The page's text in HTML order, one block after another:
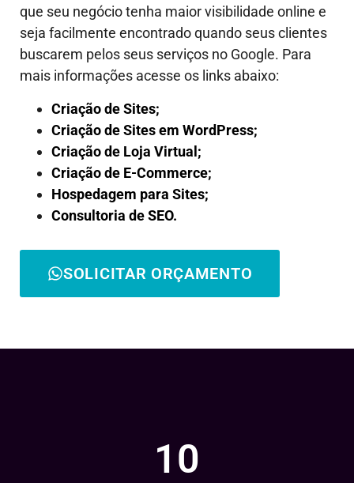
que seu negócio tenha maior visibilidade online e
seja facilmente encontrado quando seus clientes
buscarem pelos seus serviços no Google. Para
mais informações acesse os links abaixo:
Criação de Sites;
Criação de Sites em WordPress;
Criação de Loja Virtual;
Criação de E-Commerce;
Hospedagem para Sites;
Consultoria de SEO.
SOLICITAR ORÇAMENTO
10